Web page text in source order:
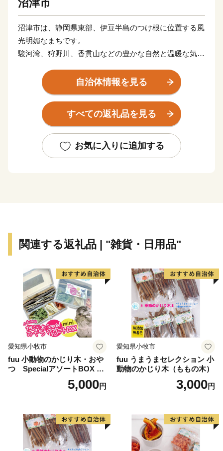
沼津市
沼津市は、静岡県東部、伊豆半島のつけ根に位置する風
光明媚なまちです。
駿河湾、狩野川、香貫山などの豊かな自然と温暖な気候
お茶やミカンなどの山の幸。
日本有数の生産量を誇るあじのひもの、
タカアシガニをはじめとする深海魚などの豊富な海の
地元名産の品を数多く取り揃えました。
いただいたご寄附は、沼津市の魅力向上や災害に強いま
自治体情報を見る
すべての返礼品を見る
お気に入りに追加する
関連する返礼品 | "雑貨・日用品"
愛知県小牧市
fuu 小動物のかじり木・おや
つ SpecialアソートBOX mi
5,000円
愛知県小牧市
fuu うまうまセレクション 小
動物のかじり木（ももの木）
3,000円